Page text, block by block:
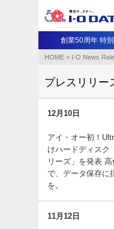
創業50周年 特
HOME > I-O News
プレスリリー
12月10日
アイ・オー初！
けハードディスク
リーズ」を発表
で、データ保存に
を。
11月12日